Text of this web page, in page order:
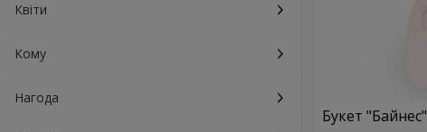
Квіти
Кому
Нагода
Букет "Байнес"